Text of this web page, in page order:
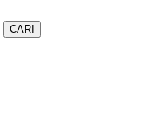
CARI